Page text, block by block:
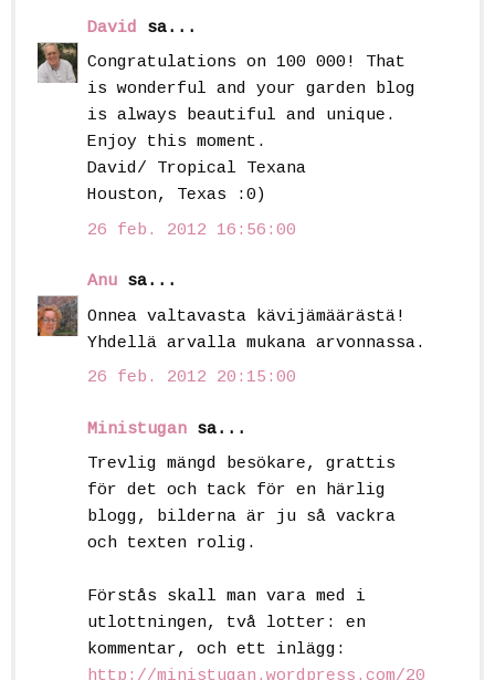
David sa...
Congratulations on 100 000! That
is wonderful and your garden blog
is always beautiful and unique.
Enjoy this moment.
David/ Tropical Texana
Houston, Texas :0)
26 feb. 2012 16:56:00
Anu sa...
Onnea valtavasta kävijämäärästä!
Yhdellä arvalla mukana arvonnassa.
26 feb. 2012 20:15:00
Ministugan sa...
Trevlig mängd besökare, grattis
för det och tack för en härlig
blogg, bilderna är ju så vackra
och texten rolig.
Förstås skall man vara med i
utlottningen, två lotter: en
kommentar, och ett inlägg: